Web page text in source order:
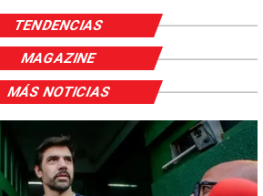
TENDENCIAS
MAGAZINE
MÁS NOTICIAS